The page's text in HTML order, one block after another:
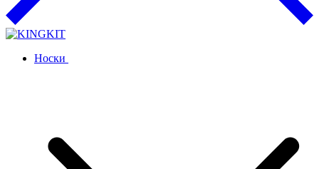
Носки